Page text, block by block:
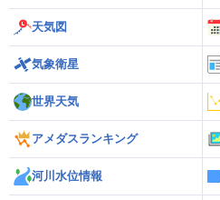
天気図
気象衛星
世界天気
アメダスランキング
河川水位情報